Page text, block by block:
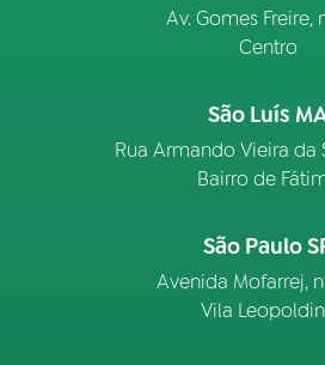
Av. Gomes Freire,
Centro
São Luís
Rua Armando Vieira da
Bairro de
São Paulo
Avenida Mofarrej,
Vila